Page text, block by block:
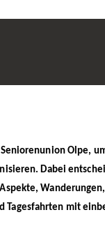
Olpe,
Dabei
mit